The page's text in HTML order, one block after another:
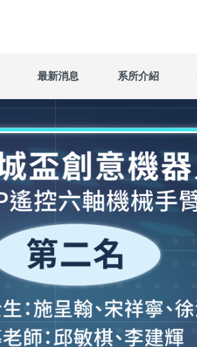
最新消息 系所介紹